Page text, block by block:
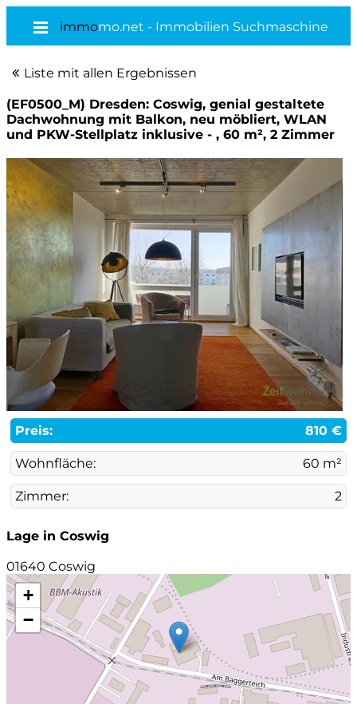
immomo.net - Immobilien Suchmaschine
Liste mit allen Ergebnissen
(EF0500_M) Dresden: Coswig, genial gestaltete
Dachwohnung mit Balkon, neu möbliert, WLAN
und PKW-Stellplatz inklusive - , 60 m², 2 Zimmer
Preis: 810 €
Wohnfläche: 60 m²
Zimmer: 2
Lage in Coswig
01640 Coswig
+
−